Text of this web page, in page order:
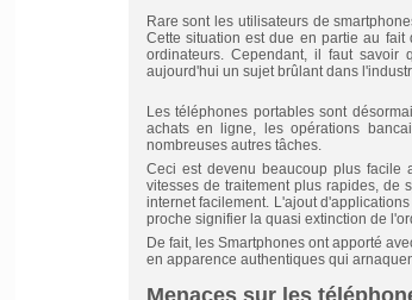
Rare sont les utilisateurs de
Cette situation est due en partie au
ordinateurs. Cependant, il faut
aujourd'hui un sujet brûlant dans
Les téléphones portables sont
achats en ligne, les opérations
nombreuses autres tâches.
Ceci est devenu beaucoup plus facile
vitesses de traitement plus rapides, de
internet facilement. L'ajout
proche signifier la quasi extinction de
De fait, les Smartphones ont apporté
en apparence authentiques qui
Menaces sur les